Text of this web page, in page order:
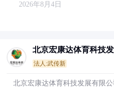
2026年8月4日
北京宏康达体育科技
法人:武传新
北京宏康达体育科技发展有限